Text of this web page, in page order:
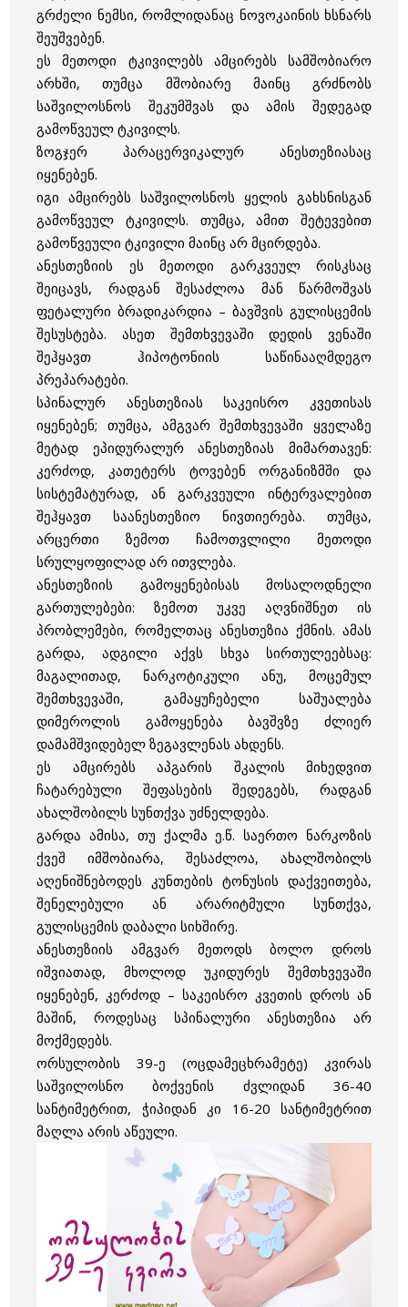
გრძელი ნემსი, რომლიდანაც ნოვოკაინის ხსნარს
შეუშვებენ.
ეს მეთოდი ტკივილებს ამცირებს სამშობიარო
არხში, თუმცა მშობიარე მაინც გრძნობს
საშვილოსნოს შეკუმშვას და ამის შედეგად
გამოწვეულ ტკივილს.
ზოგჯერ პარაცერვიკალურ ანესთეზიასაც
იყენებენ.
იგი ამცირებს საშვილოსნოს ყელის გახსნისგან
გამოწვეულ ტკივილს. თუმცა, ამით შეტევებით
გამოწვეული ტკივილი მაინც არ მცირდება.
ანესთეზიის ეს მეთოდი გარკვეულ რისკსაც
შეიცავს, რადგან შესაძლოა მან წარმოშვას
ფეტალური ბრადიკარდია – ბავშვის გულისცემის
შესუსტება. ასეთ შემთხვევაში დედის ვენაში
შეჰყავთ ჰიპოტონიის საწინააღმდეგო
პრეპარატები.
სპინალურ ანესთეზიას საკეისრო კვეთისას
იყენებენ; თუმცა, ამგვარ შემთხვევაში ყველაზე
მეტად ეპიდურალურ ანესთეზიას მიმართავენ:
კერძოდ, კათეტერს ტოვებენ ორგანიზმში და
სისტემატურად, ან გარკვეული ინტერვალებით
შეჰყავთ საანესთეზიო ნივთიერება. თუმცა,
არცერთი ზემოთ ჩამოთვლილი მეთოდი
სრულყოფილად არ ითვლება.
ანესთეზიის გამოყენებისას მოსალოდნელი
გართულებები: ზემოთ უკვე აღვნიშნეთ ის
პრობლემები, რომელთაც ანესთეზია ქმნის. ამას
გარდა, ადგილი აქვს სხვა სირთულეებსაც:
მაგალითად, ნარკოტიკული ანუ, მოცემულ
შემთხვევაში, გამაყუჩებელი საშუალება
დიმეროლის გამოყენება ბავშვზე ძლიერ
დამამშვიდებელ ზეგავლენას ახდენს.
ეს ამცირებს აპგარის შკალის მიხედვით
ჩატარებული შეფასების შედეგებს, რადგან
ახალშობილს სუნთქვა უძნელდება.
გარდა ამისა, თუ ქალმა ე.წ. საერთო ნარკოზის
ქვეშ იმშობიარა, შესაძლოა, ახალშობილს
აღენიშნებოდეს კუნთების ტონუსის დაქვეითება,
შენელებული ან არარიტმული სუნთქვა,
გულისცემის დაბალი სიხშირე.
ანესთეზიის ამგვარ მეთოდს ბოლო დროს
იშვიათად, მხოლოდ უკიდურეს შემთხვევაში
იყენებენ, კერძოდ – საკეისრო კვეთის დროს ან
მაშინ, როდესაც სპინალური ანესთეზია არ
მოქმედებს.
ორსულობის 39-ე (ოცდამეცხრამეტე) კვირას
საშვილოსნო ბოქვენის ძვლიდან 36-40
სანტიმეტრით, ჭიპიდან კი 16-20 სანტიმეტრით
მაღლა არის აწეული.